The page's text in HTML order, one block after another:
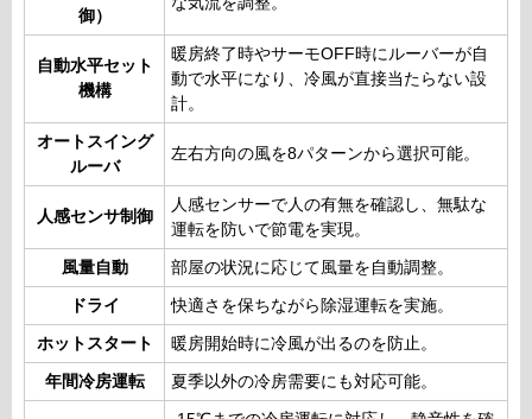
御）
自動水平セット
機構
暖房終了時やサーモOFF時にルーバーが自
動で水平になり、冷風が直接当たらない設
計。
オートスイング
ルーバ
左右方向の風を8パターンから選択可能。
人感センサ制御
人感センサーで人の有無を確認し、無駄な
運転を防いで節電を実現。
風量自動 部屋の状況に応じて風量を自動調整。
ドライ 快適さを保ちながら除湿運転を実施。
ホットスタート 暖房開始時に冷風が出るのを防止。
年間冷房運転 夏季以外の冷房需要にも対応可能。